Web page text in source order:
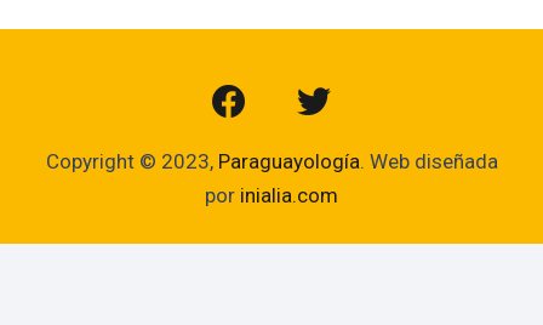
Copyright © 2023, Paraguayología. Web diseñada
por inialia.com